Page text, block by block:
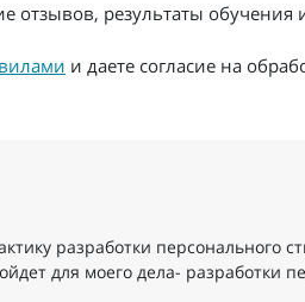
отзывов, результаты
и даете согласие на
разработки персонального
для моего дела- разработки